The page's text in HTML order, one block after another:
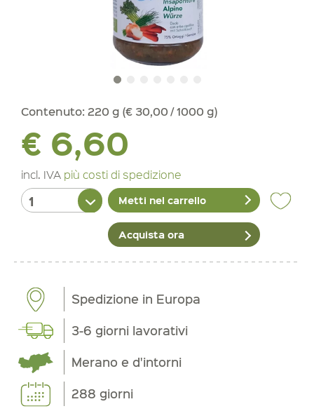
Contenuto: 220 g (€ 30,00 / 1000 g)
€ 6,60
incl. IVA più costi di spedizione
Metti nel carrello
Acquista ora
Spedizione in Europa
3-6 giorni lavorativi
Merano e d'intorni
288 giorni